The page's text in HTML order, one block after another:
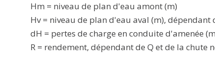
Hm = niveau de plan d'eau amont (m)
Hv = niveau de plan d'eau aval (m),
dH = pertes de charge en conduite d'amenée
R = rendement, dépendant de Q et de la chute